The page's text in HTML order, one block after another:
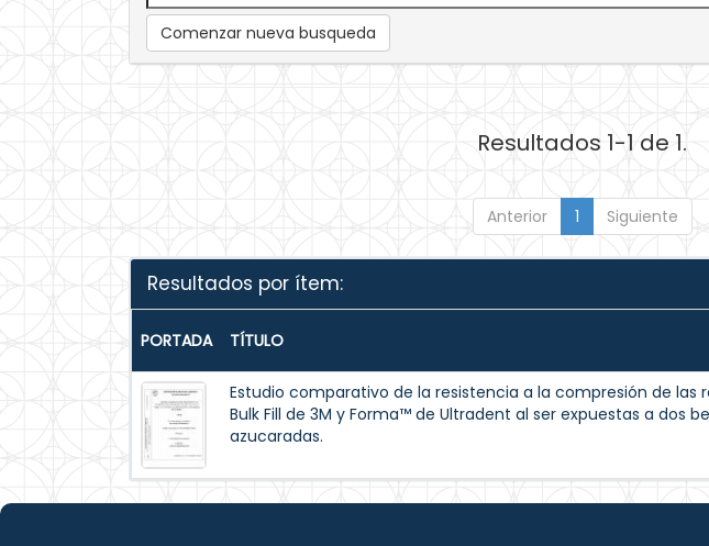
Comenzar nueva busqueda
Resultados 1-1 de 1.
Anterior 1 Siguiente
Resultados por ítem:
PORTADA TÍTULO
Estudio comparativo de la resistencia a la compresión de las
Bulk Fill de 3M y Forma™ de Ultradent al ser expuestas a dos
azucaradas.